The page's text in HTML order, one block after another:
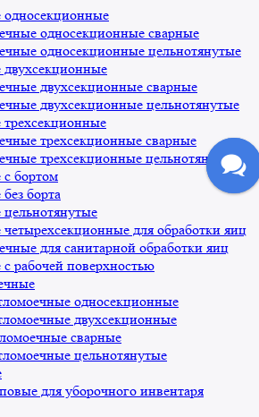
односекционные сварные
односекционные цельнотянутые
двухсекционные сварные
двухсекционные цельнотянутые
трехсекционные сварные
трехсекционные цельнотянутые
бортом
борта
для обработки яиц
для санитарной обработки яиц
рабочей поверхностью
односекционные
двухсекционные
сварные
цельнотянутые
для уборочного инвентаря